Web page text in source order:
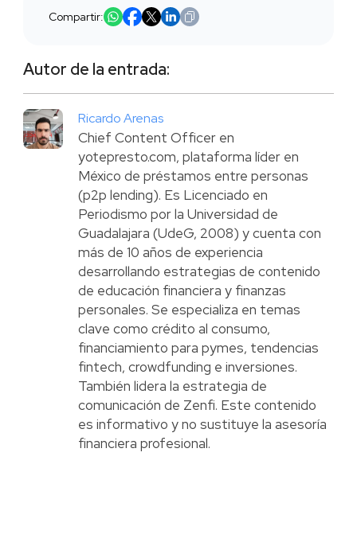
Compartir:
Autor de la entrada:
Ricardo Arenas
Chief Content Officer en
yotepresto.com, plataforma líder en
México de préstamos entre personas
(p2p lending). Es Licenciado en
Periodismo por la Universidad de
Guadalajara (UdeG, 2008) y cuenta con
más de 10 años de experiencia
desarrollando estrategias de contenido
de educación financiera y finanzas
personales. Se especializa en temas
clave como crédito al consumo,
financiamiento para pymes, tendencias
fintech, crowdfunding e inversiones.
También lidera la estrategia de
comunicación de Zenfi. Este contenido
es informativo y no sustituye la asesoría
financiera profesional.